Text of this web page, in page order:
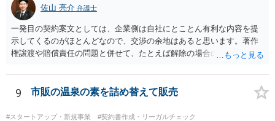
佐山 亮介 弁護士
一発目の契約案文としては、企業側は自社にとことん有利な内容を提
示してくるのがほとんどなので、交渉の余地はあると思います。著作
権譲渡や賠償責任の問題と併せて、たとえば解除の場合のクリエータ
ます（実際、民法の原則では一方的な委任契約の解除には、必要に応
じて損害の補償をしなければならないと定められています。） ただ、
回答があれば、今後の信頼関係の構築を考えても、ご縁がなかったと
9 市販の温泉の素を詰め替えて販売
#スタートアップ・新規事業
#契約書作成・リーガルチェック